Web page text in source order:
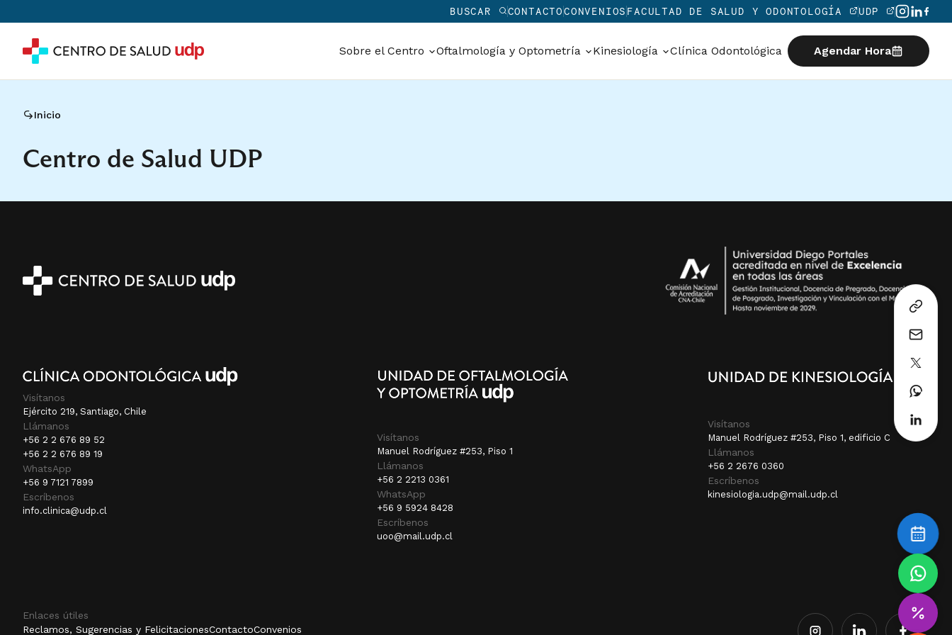
BUSCAR CONTACTOCONVENIOS FACULTAD DE SALUD Y ODONTOLOGÍA UDP
Sobre el Centro Oftalmología y Optometría Kinesiología Clínica Odontológica Agendar Hora
Inicio
Centro de Salud UDP
Visítanos
Ejército 219, Santiago, Chile
Llámanos
+56 2 2 676 89 52
+56 2 2 676 89 19
WhatsApp
+56 9 7121 7899
Escríbenos
info.clinica@udp.cl
Visítanos
Manuel Rodríguez #253, Piso 1
Llámanos
+56 2 2213 0361
WhatsApp
+56 9 5924 8428
Escríbenos
uoo@mail.udp.cl
Visítanos
Manuel Rodríguez #253, Piso 1, edificio C
Llámanos
+56 2 2676 0360
Escríbenos
kinesiologia.udp@mail.udp.cl
Enlaces útiles
Reclamos, Sugerencias y FelicitacionesContactoConvenios